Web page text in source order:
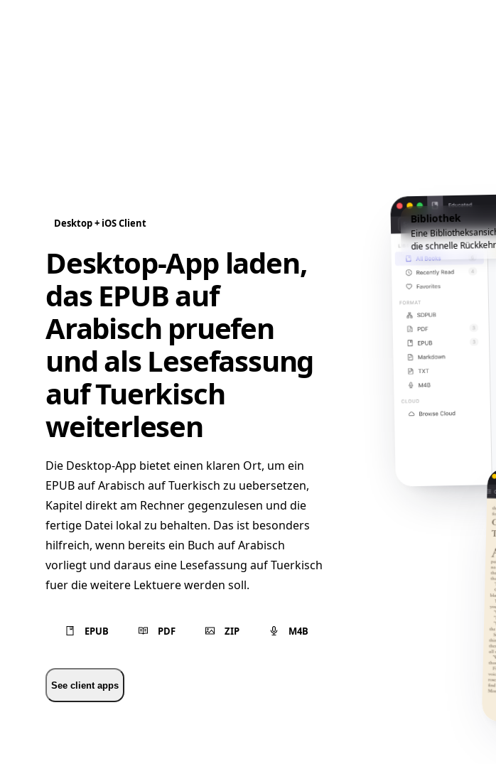
Desktop + iOS Client
Desktop-App laden,
das EPUB auf
Arabisch pruefen
und als Lesefassung
auf Tuerkisch
weiterlesen
Die Desktop-App bietet einen klaren Ort, um ein
EPUB auf Arabisch auf Tuerkisch zu uebersetzen,
Kapitel direkt am Rechner gegenzulesen und die
fertige Datei lokal zu behalten. Das ist besonders
hilfreich, wenn bereits ein Buch auf Arabisch
vorliegt und daraus eine Lesefassung auf Tuerkisch
fuer die weitere Lektuere werden soll.
EPUB PDF ZIP M4B
See client apps
Bibliothek
Eine
die schnelle